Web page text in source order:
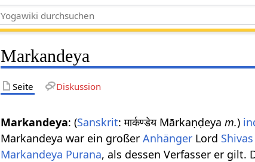
Markandeya
Seite Diskussion
Markandeya: (Sanskrit: मार्कण्‍डेय Mārkaṇḍeyam.)
Markandeya war ein großerAnhänger Lord Shivas
Markandeya Purana, als dessen Verfasser er